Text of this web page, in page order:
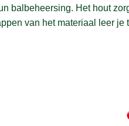
balbeheersing. Het hout
van het materiaal leer